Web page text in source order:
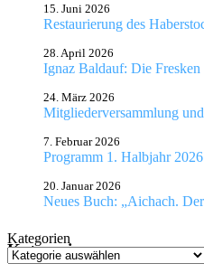
Restaurierung des
15. Juni 2026
Ignaz Baldauf: Die
28. April 2026
Mitgliederversammlung
24. März 2026
Programm 1. Halbjahr 2026
7. Februar 2026
Neues Buch: „Aichach.
20. Januar 2026
Kategorien
Kategorien